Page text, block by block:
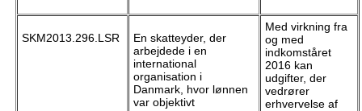
SKM2013.296.LSR
En skatteyder, der
arbejdede i en
international
organisation i
Danmark, hvor lønnen
var objektivt
Med virkning fra
og med
indkomståret
2016 kan
udgifter, der
vedrører
erhvervelse af